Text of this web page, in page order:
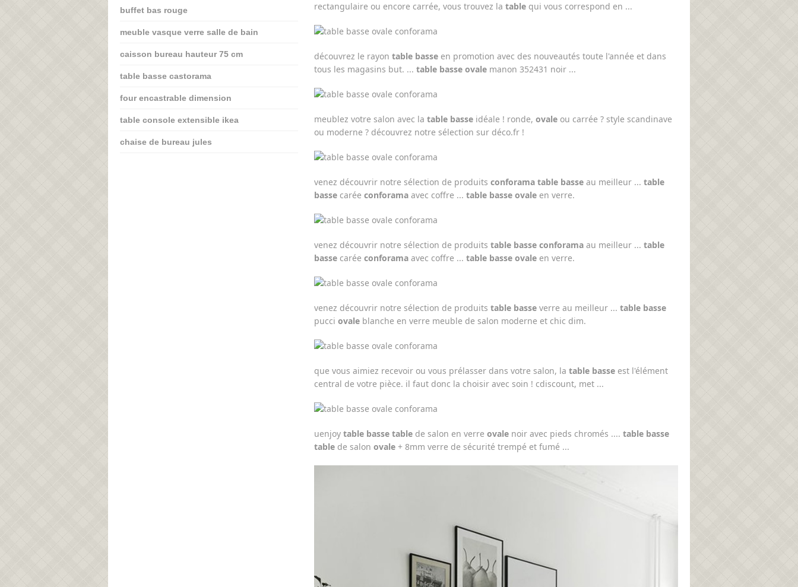
rectangulaire ou encore carrée, vous trouvez la tablequi vous correspond en ...
découvrez le rayon table basseen promotion avec des nouveautés toute l'année et dans
tous les magasins but. ... table basse ovalemanon 352431 noir ...
meublez votre salon avec la table basseidéale ! ronde, ovaleou carrée ? style scandinave
ou moderne ? découvrez notre sélection sur déco.fr !
venez découvrir notre sélection de produits conforama table basseau meilleur ... table
bassecarée conforamaavec coffre ... table basse ovaleen verre.
venez découvrir notre sélection de produits table basse conforamaau meilleur ... table
bassecarée conforamaavec coffre ... table basse ovaleen verre.
venez découvrir notre sélection de produits table basseverre au meilleur ... table basse
pucci ovaleblanche en verre meuble de salon moderne et chic dim.
que vous aimiez recevoir ou vous prélasser dans votre salon, la table basseest l'élément
central de votre pièce. il faut donc la choisir avec soin ! cdiscount, met ...
uenjoy table basse tablede salon en verre ovalenoir avec pieds chromés .... table basse
tablede salon ovale+ 8mm verre de sécurité trempé et fumé ...
buffet bas rouge
meuble vasque verre salle de bain
caisson bureau hauteur 75 cm
table basse castorama
four encastrable dimension
table console extensible ikea
chaise de bureau jules